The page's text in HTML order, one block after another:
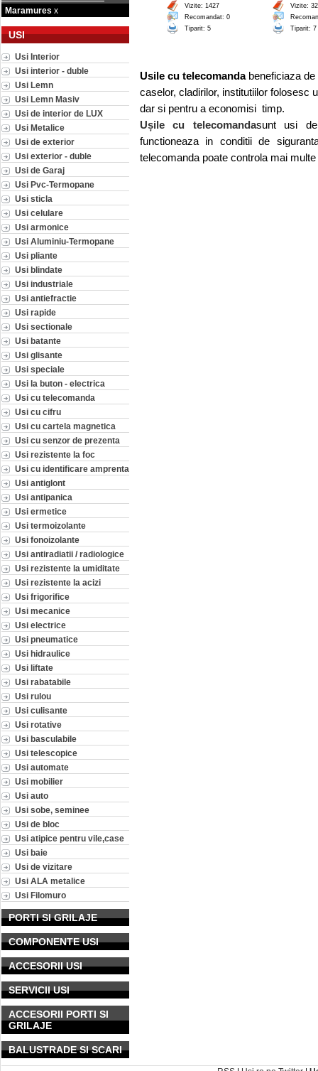
Maramures x
USI
Usi Interior
Usi interior - duble
Usi Lemn
Usi Lemn Masiv
Usi de interior de LUX
Usi Metalice
Usi de exterior
Usi exterior - duble
Usi de Garaj
Usi Pvc-Termopane
Usi sticla
Usi celulare
Usi armonice
Usi Aluminiu-Termopane
Usi pliante
Usi blindate
Usi industriale
Usi antiefractie
Usi rapide
Usi sectionale
Usi batante
Usi glisante
Usi speciale
Usi la buton - electrica
Usi cu telecomanda
Usi cu cifru
Usi cu cartela magnetica
Usi cu senzor de prezenta
Usi rezistente la foc
Usi cu identificare amprenta
Usi antiglont
Usi antipanica
Usi ermetice
Usi termoizolante
Usi fonoizolante
Usi antiradiatii / radiologice
Usi rezistente la umiditate
Usi rezistente la acizi
Usi frigorifice
Usi mecanice
Usi electrice
Usi pneumatice
Usi hidraulice
Usi liftate
Usi rabatabile
Usi rulou
Usi culisante
Usi rotative
Usi basculabile
Usi telescopice
Usi automate
Usi mobilier
Usi auto
Usi sobe, seminee
Usi de bloc
Usi atipice pentru vile,case
Usi baie
Usi de vizitare
Usi ALA metalice
Usi Filomuro
PORTI SI GRILAJE
COMPONENTE USI
ACCESORII USI
SERVICII USI
ACCESORII PORTI SI
GRILAJE
BALUSTRADE SI SCARI
Vizite: 1427
Recomandat: 0
Tiparit: 5
Vizite:
Tiparit: 7
Usile cu telecomandabeneficiaza de
caselor, cladirilor, institutiilor folosesc
dar si pentru a economisi timp.
Ușile cu telecomandasunt usi
functioneaza in conditii de
telecomanda poate controla mai